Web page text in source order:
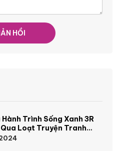
Hành Trình Sống Xanh 3R
Qua Loạt Truyện Tranh
Thú Vị